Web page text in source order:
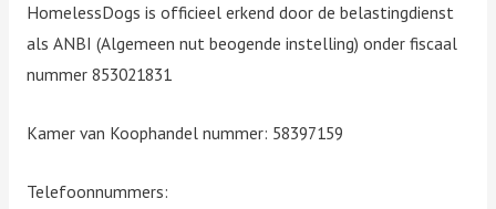
HomelessDogs is officieel erkend door de belastingdienst
als ANBI (Algemeen nut beogende instelling) onder fiscaal
nummer 853021831
Kamer van Koophandel nummer: 58397159
Telefoonnummers: